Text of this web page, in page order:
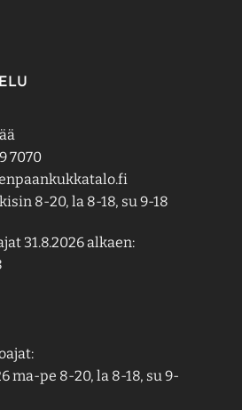
7070
8-20, la 8-18, su 9-18
31.8.2026 alkaen:
ma-pe 8-20, la 8-18, su 9-